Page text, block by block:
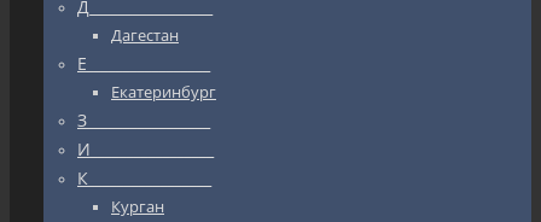
Д_________________
Дагестан
Е_________________
Екатеринбург
З_________________
И_________________
К_________________
Курган